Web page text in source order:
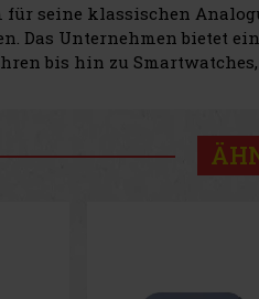
seine klassischen
Das Unternehmen bietet
bis hin zu